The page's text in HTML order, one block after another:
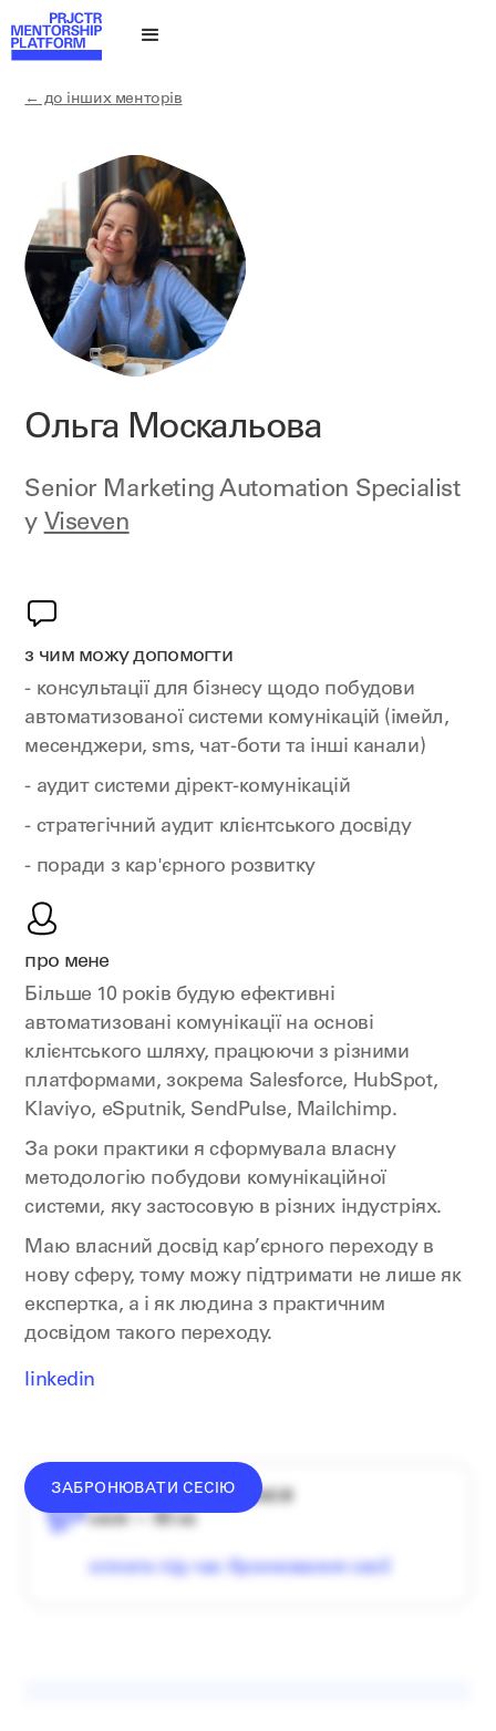
← до інших менторів
Ольга Москальова
Senior Marketing Automation Specialist
у Viseven
з чим можу допомогти
- консультації для бізнесу щодо побудови
автоматизованої системи комунікацій (імейл,
месенджери, sms, чат-боти та інші канали)
- аудит системи дірект-комунікацій
- стратегічний аудит клієнтського досвіду
- поради з кар'єрного розвитку
про мене
Більше 10 років будую ефективні
автоматизовані комунікації на основі
клієнтського шляху, працюючи з різними
платформами, зокрема Salesforce, HubSpot,
Klaviyo, eSputnik, SendPulse, Mailchimp.
За роки практики я сформувала власну
методологію побудови комунікаційної
системи, яку застосовую в різних індустріях.
Маю власний досвід кар’єрного переходу в
нову сферу, тому можу підтримати не лише як
експертка, а і як людина з практичним
досвідом такого переходу.
linkedin
ЗАБРОНЮВАТИ СЕСІЮ
середній донат — 1340 ₴
сесія — 60 хв
оплата під час бронювання сесії